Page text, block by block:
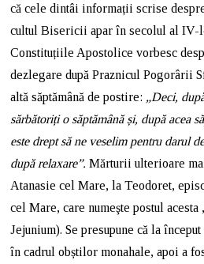
că cele dintâi informații scrise
cultul Bisericii apar în secolul al IV-
Constituțiile Apostolice vorbesc
dezlegare după Praznicul Pogorârii
altă săptămână de postire: „Deci,
sărbătoriți o săptămână și, după acea
este drept să ne veselim pentru darul
după relaxare”. Mărturii ulterioare
Atanasie cel Mare, la Teodoret,
cel Mare, care numeşte postul acesta
Jejunium). Se presupune că la
în cadrul obștilor monahale, apoi a